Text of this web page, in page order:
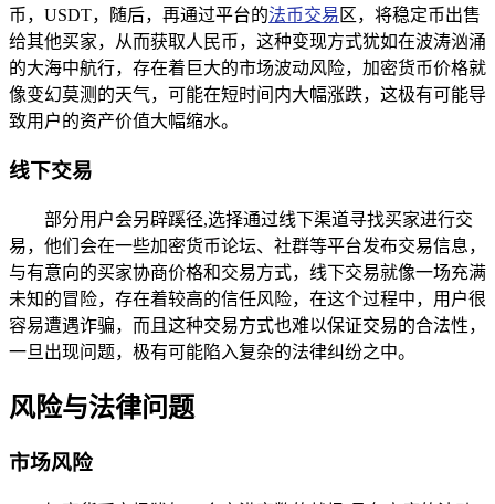
币，USDT，随后，再通过平台的法币交易 区，将稳定币出售
给其他买家，从而获取人民币，这种变现方式犹如在波涛汹涌
的大海中航行，存在着巨大的市场波动风险，加密货币价格就
像变幻莫测的天气，可能在短时间内大幅涨跌，这极有可能导
致用户的资产价值大幅缩水。
线下交易
部分用户会另辟蹊径,选择通过线下渠道寻找买家进行交
易，他们会在一些加密货币论坛、社群等平台发布交易信息，
与有意向的买家协商价格和交易方式，线下交易就像一场充满
未知的冒险，存在着较高的信任风险，在这个过程中，用户很
容易遭遇诈骗，而且这种交易方式也难以保证交易的合法性，
一旦出现问题，极有可能陷入复杂的法律纠纷之中。
风险与法律问题
市场风险